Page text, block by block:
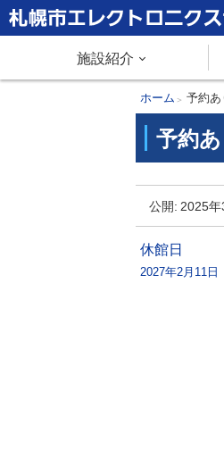
本
文
メ
札幌市エレクトロニクスセンター
施設紹介
現
在
置
の
層
ホーム 予約
予約
予
約
あ
り
公開:2025
投
休館日
2027年2月11日